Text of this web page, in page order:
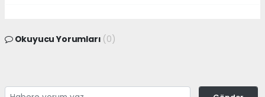
Okuyucu Yorumları (0)